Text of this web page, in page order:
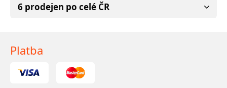
6 prodejen po celé ČR
Platba